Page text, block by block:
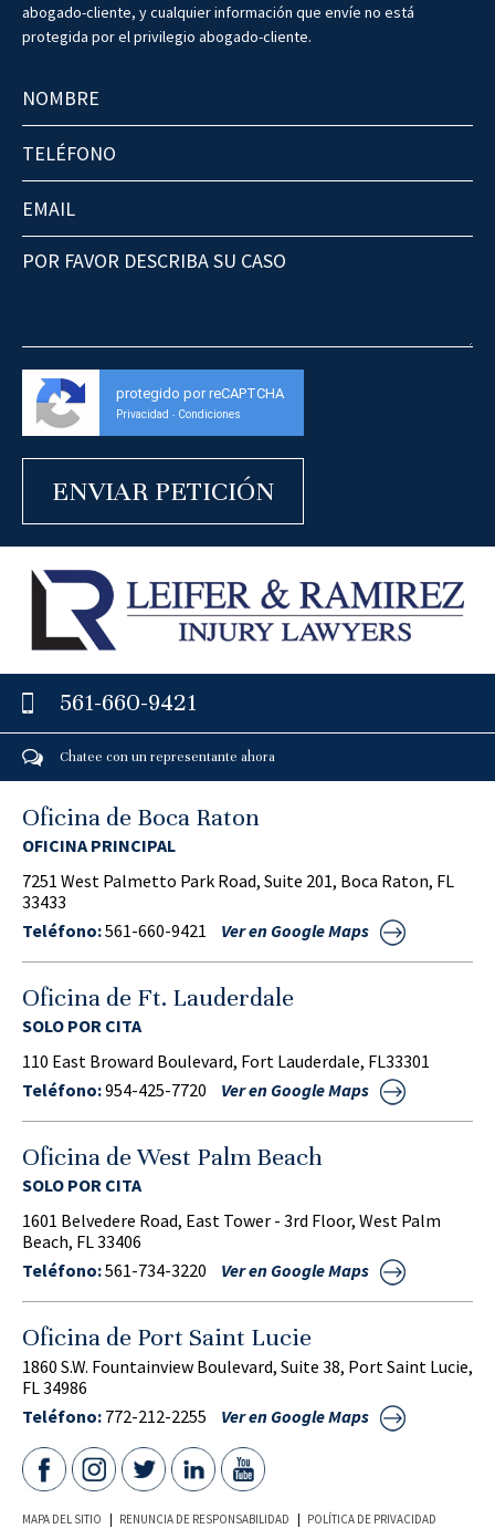
abogado-cliente, y cualquier información que envíe no está
protegida por el privilegio abogado-cliente.
protegido por reCAPTCHA
Privacidad - Condiciones
561-660-9421
Chatee con un representante ahora
Oficina de Boca Raton
OFICINA PRINCIPAL
7251 West Palmetto Park Road, Suite 201, Boca Raton, FL
33433
Teléfono:561-660-9421 Ver en Google Maps
Oficina de Ft. Lauderdale
SOLO POR CITA
110 East Broward Boulevard, Fort Lauderdale, FL33301
Teléfono:954-425-7720 Ver en Google Maps
Oficina de West Palm Beach
SOLO POR CITA
1601 Belvedere Road, East Tower - 3rd Floor, West Palm
Beach, FL 33406
Teléfono:561-734-3220 Ver en Google Maps
Oficina de Port Saint Lucie
1860 S.W. Fountainview Boulevard, Suite 38, Port Saint Lucie,
FL 34986
Teléfono: 772-212-2255 Ver en Google Maps
MAPA DEL SITIO RENUNCIA DE RESPONSABILIDAD POLÍTICA DE PRIVACIDAD